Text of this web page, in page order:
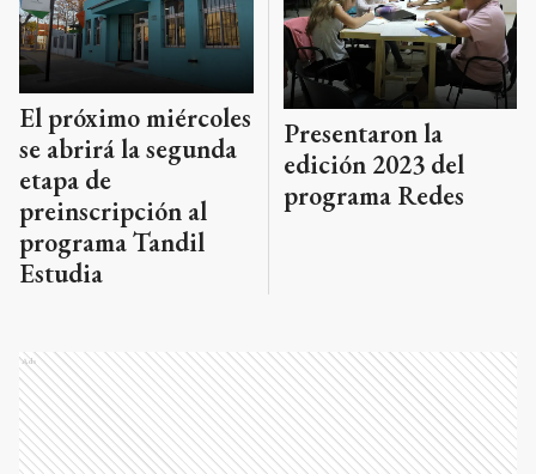
El próximo miércoles
se abrirá la segunda
etapa de
preinscripción al
programa Tandil
Estudia
Presentaron la
edición 2023 del
programa Redes
Ads